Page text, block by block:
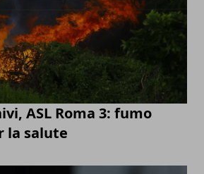
ASL Roma 3: fumo
la salute